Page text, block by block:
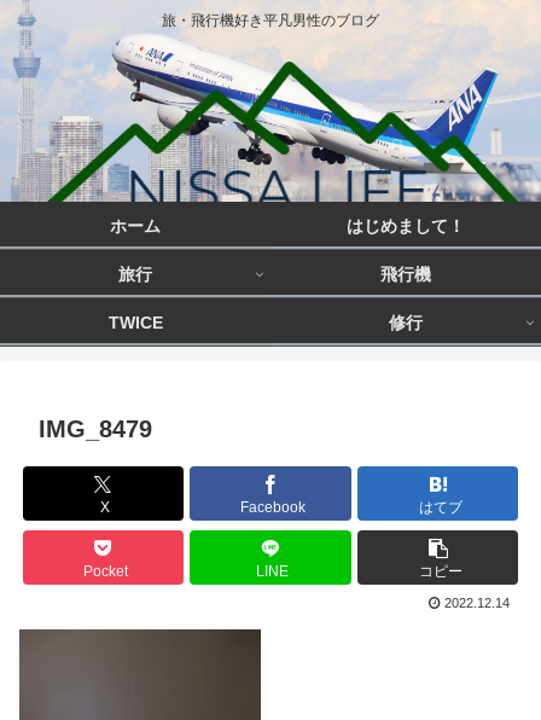
旅・飛行機好き平凡男性のブログ
ホーム はじめまして！
旅行 飛行機
TWICE 修行
IMG_8479
X Facebook はてブ
Pocket LINE コピー
2022.12.14